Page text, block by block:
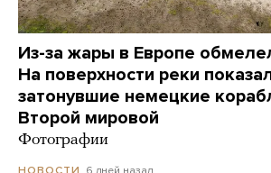
Из-за жары в Европе
На поверхности реки
затонувшие немецкие
Второй мировой
Фотографии
6 дней назад